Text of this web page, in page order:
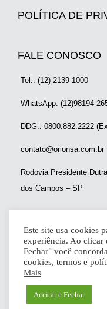
POLÍTICA DE
FALE CONOSCO
Tel.: (12) 2139-1000
WhatsApp: (12)98194-
DDG.: 0800.882.2222
contato@orionsa.com.br
Rodovia Presidente
dos Campos – SP
REDES SOCIAIS
Copyright © 2025
Este site usa cookies
experiência. Ao clicar
Fechar" você
cookies, termos e
Mais
Aceitar e Fechar